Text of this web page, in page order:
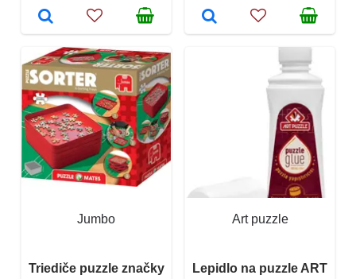
Jumbo
Triediče puzzle značky
Art puzzle
Lepidlo na puzzle ART